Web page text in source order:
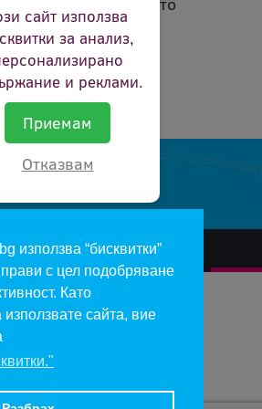
използва “бисквитки”
с цел подобряване
Като
сайта, вие
сайт използва
за анализ,
и реклами.
Приемам
Отказвам
Контакт Доставка
Общи условия за ползване
по фиксирания курс 1 € = 1.95583 лв.